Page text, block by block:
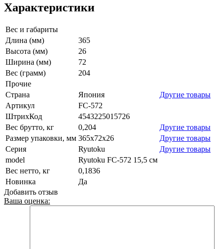
Характеристики
Вес и габариты
Длина (мм)
365
Высота (мм)
26
Ширина (мм)
72
Вес (грамм)
204
Прочие
Страна
Япония
Другие товары
Артикул
FC-572
ШтрихКод
4543225015726
Вес брутто, кг
0,204
Другие товары
Размер упаковки, мм 365x72x26
Другие товары
Серия
Ryutoku
Другие товары
model
Ryutoku FC-572 15,5 см
Вес нетто, кг
0,1836
Новинка
Да
Добавить отзыв
Ваша оценка: